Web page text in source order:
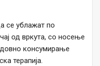
се ублажат по
од вркута, со носење
консумирање
терапија.